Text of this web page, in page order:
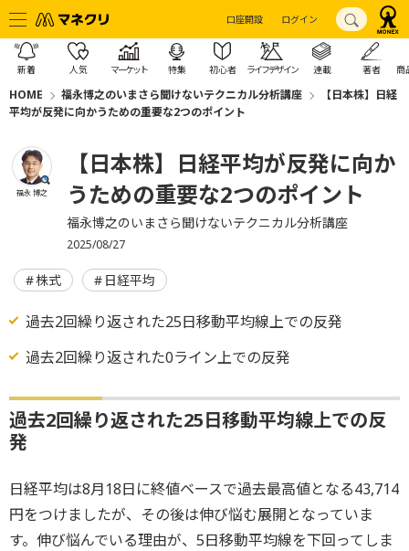
口座開設 ログイン
新着 人気 マーケット 特集 初心者 ライフデザイン 連載 著者 商
HOME 福永博之のいまさら聞けないテクニカル分析講座
【日本株】日経
平均が反発に向かうための重要な2つのポイント
福永 博之
【日本株】日経平均が反発に向か
うための重要な2つのポイント
福永博之のいまさら聞けないテクニカル分析講座
2025/08/27
株式 日経平均
過去2回繰り返された25日移動平均線上での反発
過去2回繰り返された0ライン上での反発
過去2回繰り返された25日移動平均線上での反
発
日経平均は8月18日に終値ベースで過去最高値となる43,714
円をつけましたが、その後は伸び悩む展開となっていま
す。伸び悩んでいる理由が、5日移動平均線を下回ってしま